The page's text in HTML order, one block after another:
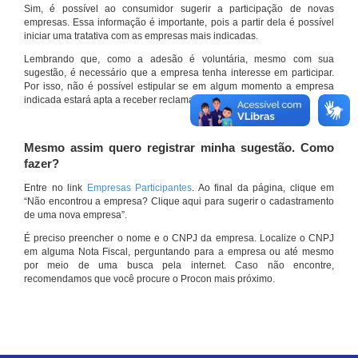
Sim, é possível ao consumidor sugerir a participação de novas
empresas. Essa informação é importante, pois a partir dela é possível
iniciar uma tratativa com as empresas mais indicadas.
Lembrando que, como a adesão é voluntária, mesmo com sua
sugestão, é necessário que a empresa tenha interesse em participar.
Por isso, não é possível estipular se em algum momento a empresa
indicada estará apta a receber reclamações por meio do site.
Mesmo assim quero registrar minha sugestão. Como
fazer?
Entre no link Empresas Participantes. Ao final da página, clique em
“Não encontrou a empresa? Clique aqui para sugerir o cadastramento
de uma nova empresa”.
É preciso preencher o nome e o CNPJ da empresa. Localize o CNPJ
em alguma Nota Fiscal, perguntando para a empresa ou até mesmo
por meio de uma busca pela internet. Caso não encontre,
recomendamos que você procure o Procon mais próximo.